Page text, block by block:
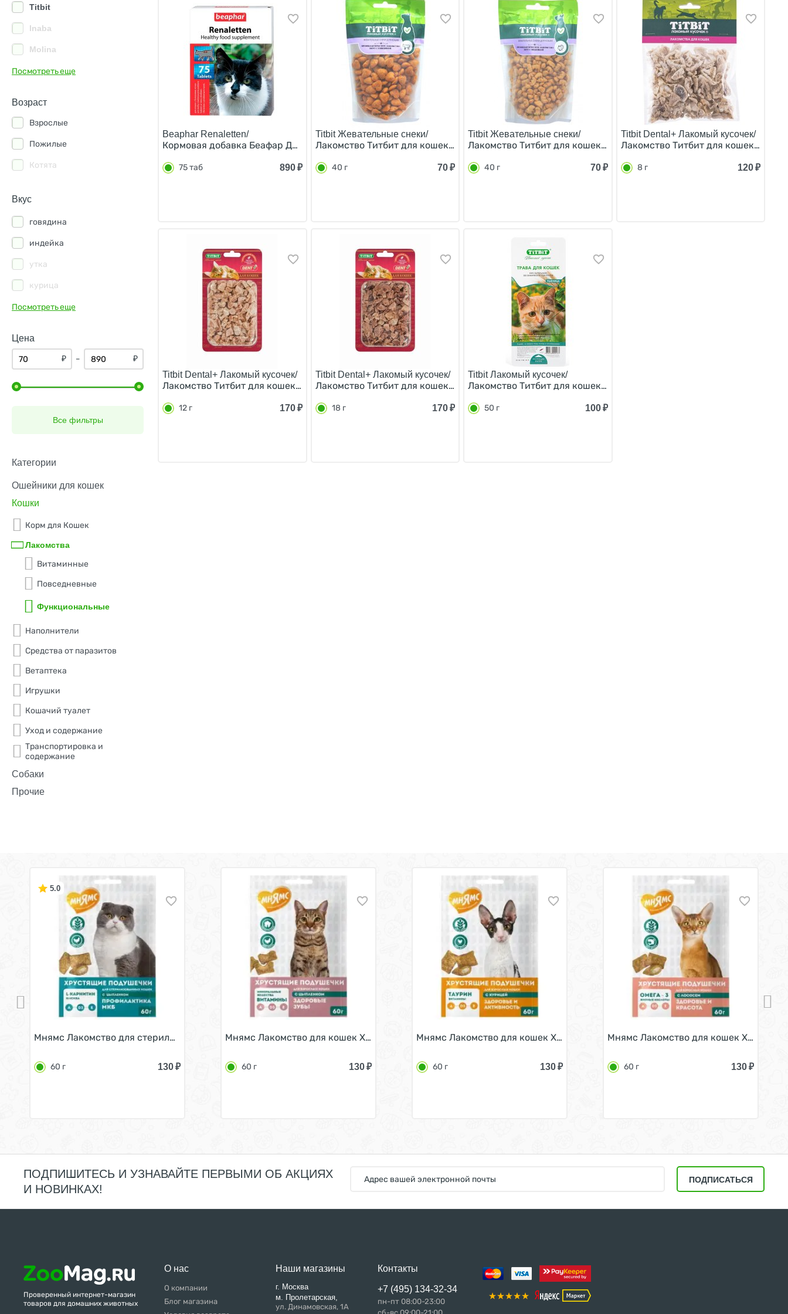
Titbit
Inaba
Molina
Perfect Fit
Посмотреть еще
Возраст
Взрослые
Пожилые
Котята
Вкус
говядина
индейка
утка
курица
лосось
морской гребешок
печень
птица
Посмотреть еще
Цена
₽ – ₽
Все фильтры
Категории
Ошейники для кошек
Кошки
Корм для Кошек
Лакомства
Витаминные
Повседневные
Функциональные
Наполнители
Средства от паразитов
Ветаптека
Игрушки
Кошачий туалет
Уход и содержание
Транспортировка и
содержание
Собаки
Прочие
Beaphar Renaletten/
Кормовая добавка Беафар Диетическое лакомство для кошек с Почечными проблемами 75 таб
75 таб 890 ₽
Titbit Жевательные снеки/
Лакомство Титбит для кошек Профилактическое с Говядиной 40 г
40 г 70₽
Titbit Жевательные снеки/
Лакомство Титбит для кошек Профилактическое с Индейкой 40 г
40 г 70 ₽
Titbit Dental+ Лакомый кусочек/
Лакомство Титбит для кошек
8 г 120₽
Titbit Dental+ Лакомый кусочек/
Лакомство Титбит для кошек Легкое Говяжье Б2-М для Дрессуры 12 г
12 г 170 ₽
Titbit Dental+ Лакомый кусочек/
Лакомство Титбит для кошек Легкое Баранье Б2-М для Чистки зубов 18 г
18 г 170₽
Titbit Лакомый кусочек/
Лакомство Титбит для кошек Трава для проращивания Пшеница 50 г
50 г 100 ₽
5.0
Мнямс Лакомство для стерилизованных кошек Хрустящие подушечки Профилактика МКБ с Цыпленком и клюквой 60 г
60 г 130₽
Мнямс Лакомство для кошек Хрустящие подушечки Здоровые зубы с Цыпленком 60 г
60 г 130₽
Мнямс Лакомство для кошек Хрустящие подушечки Здоровье и активность с
60 г 130₽
Мнямс Лакомство для кошек
60 г 130₽
ПОДПИШИТЕСЬ И УЗНАВАЙТЕ ПЕРВЫМИ ОБ АКЦИЯХ
И НОВИНКАХ!
ПОДПИСАТЬСЯ
Проверенный интернет-магазин
товаров для домашних животных
О нас
О компании
Блог магазина
Наши магазины
г. Москва
м. Пролетарская,
ул. Динамовская, 1А
Контакты
+7 (495) 134-32-34
пн-пт 08:00-23:00